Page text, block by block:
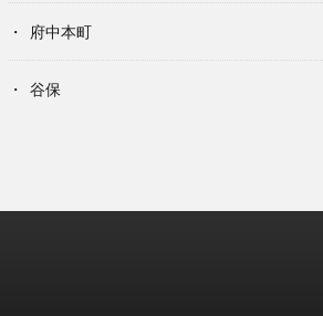
府中本町
谷保